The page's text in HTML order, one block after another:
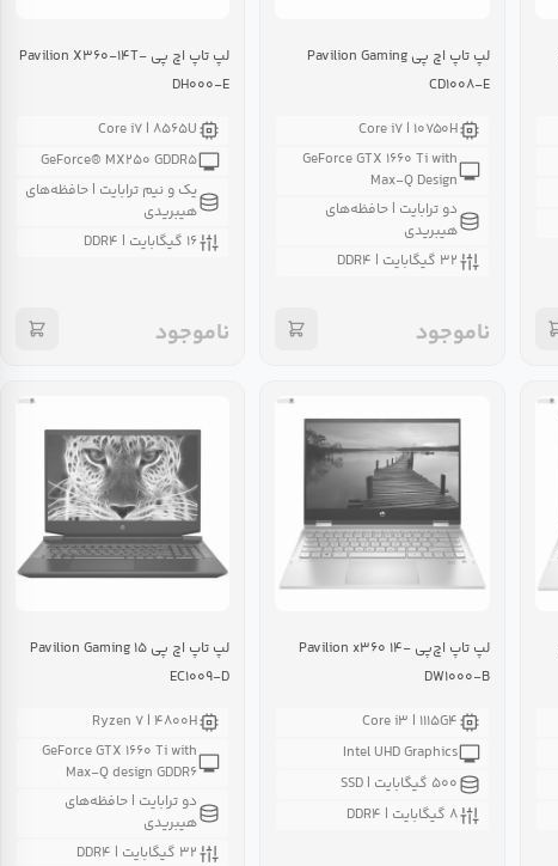
لپ تاپ اچ پی Pavilion Gaming
CD۱۰۰۸-E
Core i۷ | ۱۰۷۵۰H
GeForce GTX ۱۶۶۰ Ti with
Max-Q Design
دو ترابایت | حافظه‌های
هیبریدی
۳۲ گیگابایت | DDR۴
ناموجود
لپ تاپ اچ پی Pavilion X۳۶۰-۱۴T-
DH۰۰۰-E
Core i۷ | ۸۵۶۵U
GeForce® MX۲۵۰ GDDR۵
یک و نیم ترابایت | حافظه‌های
هیبریدی
۱۶ گیگابایت | DDR۴
ناموجود
لپ تاپ اچ‌پی Pavilion x۳۶۰ ۱۴-
DW۱۰۰۰-B
Core i۳ | ۱۱۱۵G۴
Intel UHD Graphics
۵۰۰ گیگابایت | SSD
۸ گیگابایت | DDR۴
لپ تاپ اچ پی Pavilion Gaming ۱۵
EC۱۰۰۹-D
Ryzen ۷ | ۴۸۰۰H
GeForce GTX ۱۶۶۰ Ti with
Max-Q design GDDR۶
دو ترابایت | حافظه‌های
هیبریدی
۳۲ گیگابایت | DDR۴